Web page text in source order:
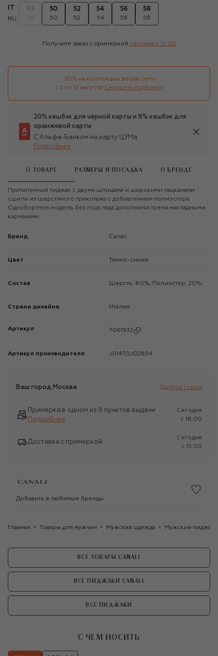
RU
50
50
52
52
54
54
56
56
58
58
Получите заказ с примеркой сегодня c 15:00
-30% на коллекции весна-лето
с 3 по 17 августа! Смотреть подборку
20% кешбэк для чёрной карты и 8% кешбэк для
оранжевой карты
С Альфа-Банком на карту ЦУМа
Подробнее
О ТОВАРЕ РАЗМЕРЫ И ПОСАДКА О БРЕНДЕ
Приталенный пиджак с двумя шлицами и широкими лацканами
сшили из шерстяного трикотажа с добавлением полиэстера.
Однобортную модель без подклада дополнили тремя накладными
карманами.
Бренд Canali
Цвет Темно-синий
Состав Шерсть: 80%; Полиэстер: 20%;
Страна дизайна Италия
Артикул 7061932
Артикул производителя J0147/JJ02854
Ваш город Москва Другой город
Примерка в одном из 6 пунктов выдачи
Подробнее
Сегодня
c 18:00
Доставка с примеркой
Сегодня
c 15:00
Добавить в любимые бренды
Главная Товары для мужчин Мужская одежда Мужские пиджаки
ВСЕ ТОВАРЫ CANALI
ВСЕ ПИДЖАКИ CANALI
ВСЕ ПИДЖАКИ
С ЧЕМ НОСИТЬ